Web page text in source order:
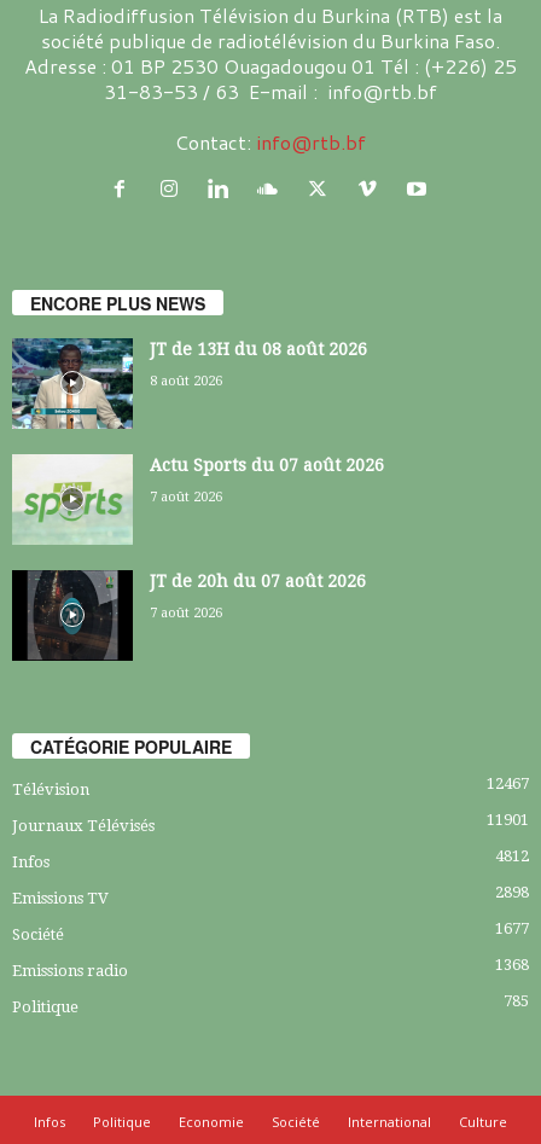
La Radiodiffusion Télévision du Burkina (RTB) est la
société publique de radiotélévision du Burkina Faso.
Adresse : 01 BP 2530 Ouagadougou 01 Tél : (+226) 25
31-83-53 / 63 E-mail : info@rtb.bf
Contact: info@rtb.bf
ENCORE PLUS NEWS
JT de 13H du 08 août 2026
8 août 2026
Actu Sports du 07 août 2026
7 août 2026
JT de 20h du 07 août 2026
7 août 2026
CATÉGORIE POPULAIRE
Télévision 12467
Journaux Télévisés 11901
Infos 4812
Emissions TV 2898
Société 1677
Emissions radio 1368
Politique 785
Infos Politique Economie Société International
Culture